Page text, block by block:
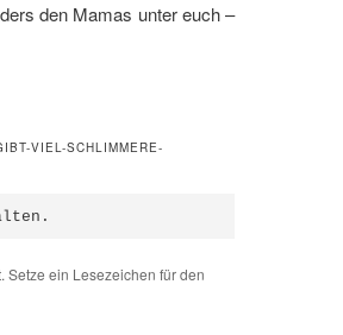
den Mamas unter euch –
VIEL-SCHLIMMERE-
Setze ein Lesezeichen für den